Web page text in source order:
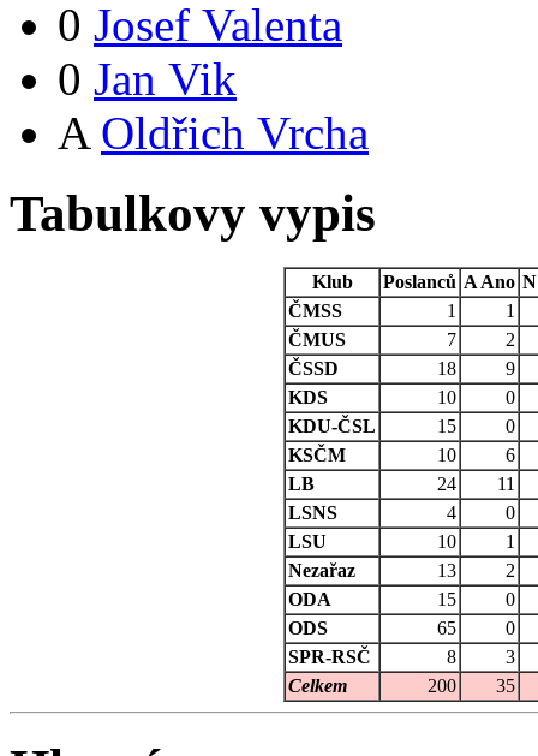
0 Josef Valenta
0 Jan Vik
A Oldřich Vrcha
Tabulkovy vypis
Klub Poslanců A Ano N
ČMSS
1
1
ČMUS
7
2
ČSSD
18
9
KDS
10
0
KDU-ČSL
15
0
KSČM
10
6
LB
24
11
LSNS
4
0
LSU
10
1
Nezařaz
13
2
ODA
15
0
ODS
65
0
SPR-RSČ
8
3
Celkem
200 35